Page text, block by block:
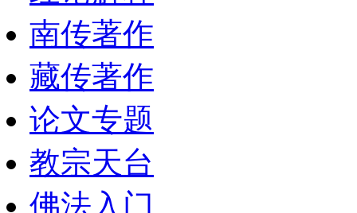
南传著作
藏传著作
论文专题
教宗天台
佛法入门